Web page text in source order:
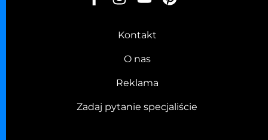
Kontakt
O nas
Reklama
Zadaj pytanie specjaliście